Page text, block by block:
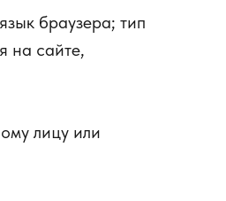
браузера; тип
на сайте,
лицу или